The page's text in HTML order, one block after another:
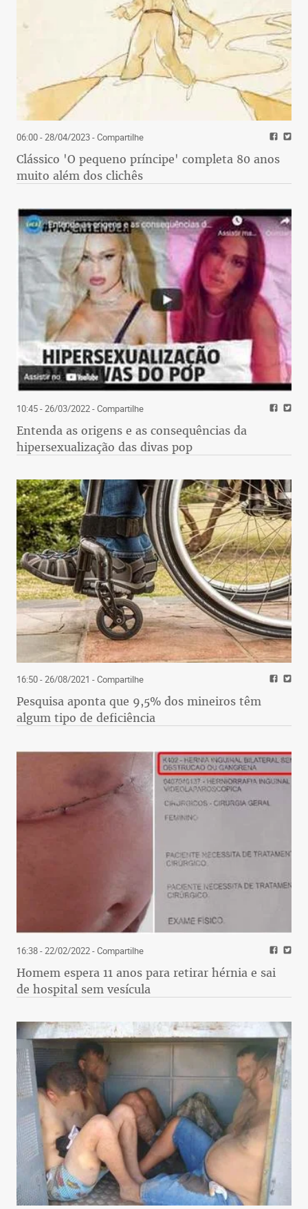
06:00 - 28/04/2023- Compartilhe
Clássico 'O pequeno príncipe' completa 80 anos
muito além dos clichês
10:45 - 26/03/2022- Compartilhe
Entenda as origens e as consequências da
hipersexualização das divas pop
16:50 - 26/08/2021 - Compartilhe
Pesquisa aponta que 9,5% dos mineiros têm
algum tipo de deficiência
16:38 - 22/02/2022- Compartilhe
Homem espera 11 anos para retirar hérnia e sai
de hospital sem vesícula